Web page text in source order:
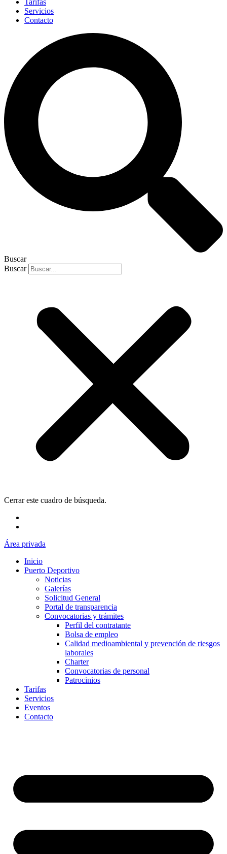
Tarifas
Servicios
Contacto
Buscar
Buscar
Cerrar este cuadro de búsqueda.
Área privada
Inicio
Puerto Deportivo
Noticias
Galerías
Solicitud General
Portal de transparencia
Convocatorias y trámites
Perfil del contratante
Bolsa de empleo
Calidad medioambiental y prevención de riesgos
laborales
Charter
Convocatorias de personal
Patrocinios
Tarifas
Servicios
Eventos
Contacto